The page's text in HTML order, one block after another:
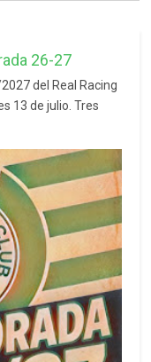
26-27
del Real Racing
13 de julio. Tres